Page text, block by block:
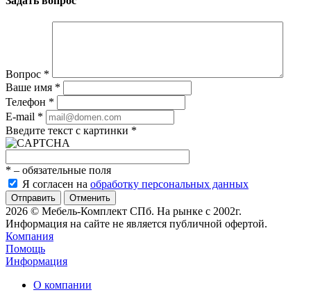
Вопрос *
Ваше имя *
Телефон *
E-mail *
Введите текст с картинки *
* – обязательные поля
Я согласен на обработку персональных данных
Отменить
2026 © Мебель-Комплект СПб. На рынке с 2002г.
Информация на сайте не является публичной офертой.
Компания
Помощь
Информация
О компании